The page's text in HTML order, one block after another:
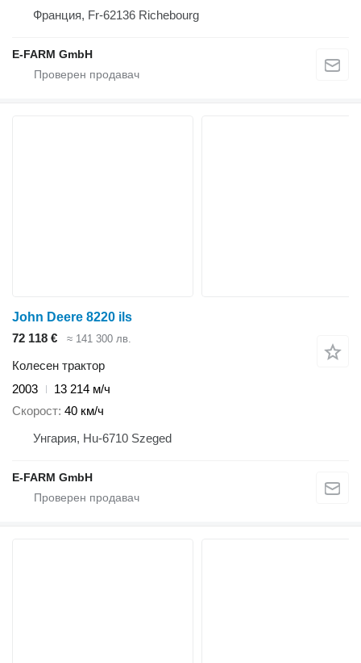
Франция, Fr-62136 Richebourg
E-FARM GmbH
John Deere 8220 ils
72 118 €
≈ 141 300 лв.
Колесен трактор
2003
13 214 м/ч
Скорост 40 км/ч
Унгария, Hu-6710 Szeged
E-FARM GmbH